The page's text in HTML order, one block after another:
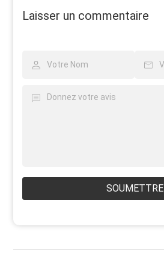
Laisser un commentaire
SOUMETTRE